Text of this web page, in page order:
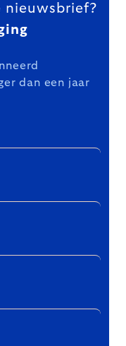
nieuwsbrief?
dan een jaar